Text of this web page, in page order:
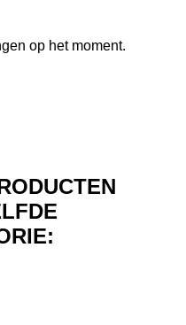
op het moment.